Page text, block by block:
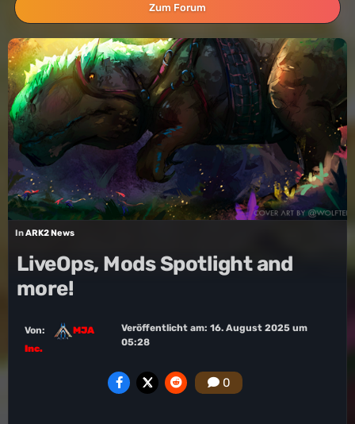
Zum Forum
InARK2 News
LiveOps, Mods Spotlight and
more!
Von:
MJA
Inc.
Veröffentlicht am:16. August 2025 um
05:28
0